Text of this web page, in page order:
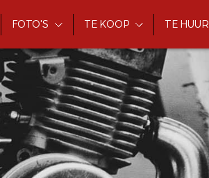
FOTO'S TE KOOP TE HUUR